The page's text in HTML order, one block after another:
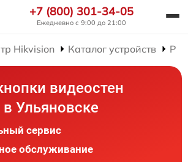
+7 (800) 301-34-05
Ежедневно с 9:00 до 21:00
Hikvision Каталог устройств
видеостен
Ульяновске
сервис
обслуживание